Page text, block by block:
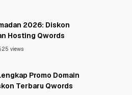
2026: Diskon
Hosting Qwords
views
Promo Domain
Terbaru Qwords